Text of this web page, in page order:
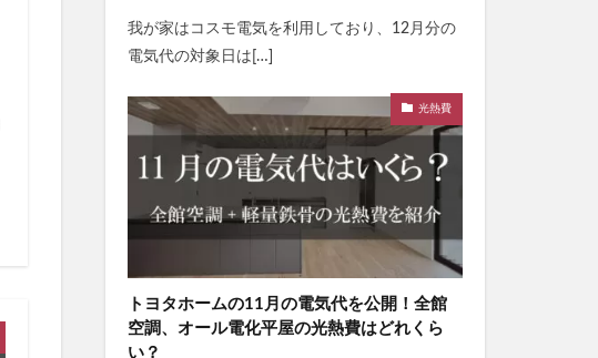
我が家はコスモ電気を利用しており、12月分の
電気代の対象日は[…]
光熱費
トヨタホームの11月の電気代を公開！全館
空調、オール電化平屋の光熱費はどれくら
い？